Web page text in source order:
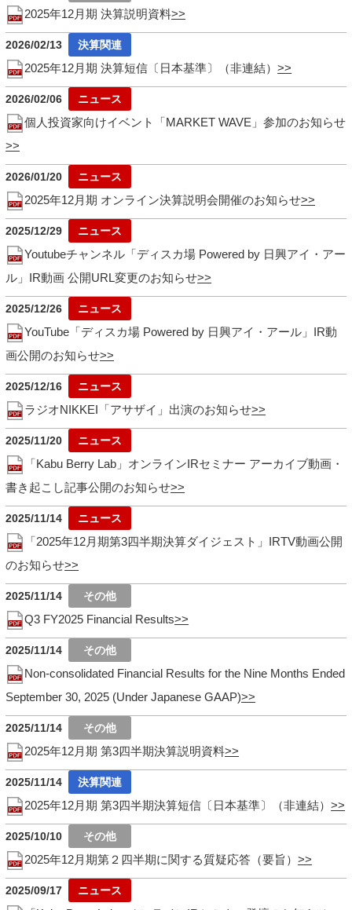
2025年12月期 決算説明資料
2026/02/13
2025年12月期 決算短信〔日本基準〕（非連結）
2026/02/06
個人投資家向けイベント「MARKET WAVE」参加のお知らせ
2026/01/20
2025年12月期 オンライン決算説明会開催のお知らせ
2025/12/29
Youtubeチャンネル「ディスカ場 Powered by 日興アイ・アー
ル」IR動画 公開URL変更のお知らせ
2025/12/26
YouTube「ディスカ場 Powered by 日興アイ・アール」IR動
画公開のお知らせ
2025/12/16
ラジオNIKKEI「アサザイ」出演のお知らせ
2025/11/20
「Kabu Berry Lab」オンラインIRセミナー アーカイブ動画・
書き起こし記事公開のお知らせ
2025/11/14
「2025年12月期第3四半期決算ダイジェスト」IRTV動画公開
のお知らせ
2025/11/14
Q3 FY2025 Financial Results
2025/11/14
Non-consolidated Financial Results for the Nine Months Ended
September 30, 2025 (Under Japanese GAAP)
2025/11/14
2025年12月期 第3四半期決算説明資料
2025/11/14
2025年12月期 第3四半期決算短信〔日本基準〕（非連結）
2025/10/10
2025年12月期第２四半期に関する質疑応答（要旨）
2025/09/17